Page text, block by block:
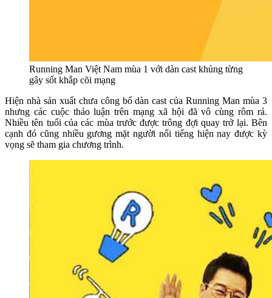
Running Man Việt Nam mùa 1 với dàn cast khủng từng
gây sốt khắp cõi mạng
Hiện nhà sản xuất chưa công bố dàn cast của Running Man mùa 3
nhưng các cuộc thảo luận trên mạng xã hội đã vô cùng rôm rả.
Nhiều tên tuổi của các mùa trước được trông đợi quay trở lại. Bên
cạnh đó cũng nhiều gương mặt người nổi tiếng hiện nay được kỳ
vọng sẽ tham gia chương trình.